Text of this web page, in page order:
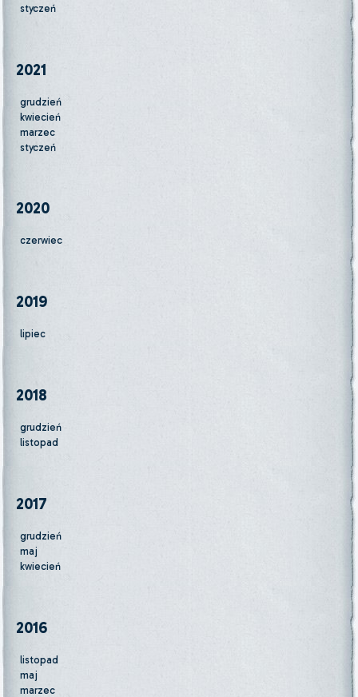
styczeń
2021
grudzień
kwiecień
marzec
styczeń
2020
czerwiec
2019
lipiec
2018
grudzień
listopad
2017
grudzień
maj
kwiecień
2016
listopad
maj
marzec